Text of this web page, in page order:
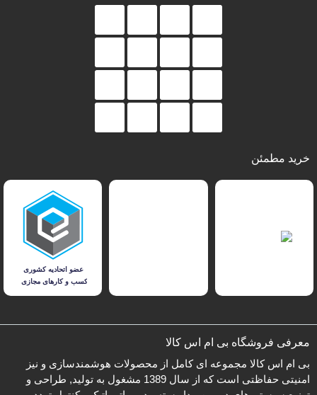
خرید مطمئن
معرفی فروشگاه بی ام اس کالا
بی ام اس کالا مجموعه ای کامل از محصولات هوشمندسازی و نیز
امنیتی حفاظتی است که از سال 1389 مشغول به تولید, طراحی و